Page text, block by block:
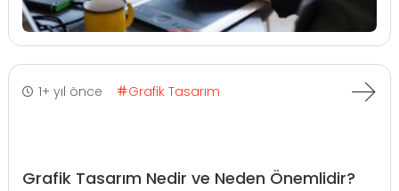
1+ yıl önce Grafik Tasarım
Grafik Tasarım Nedir ve Neden Önemlidir?